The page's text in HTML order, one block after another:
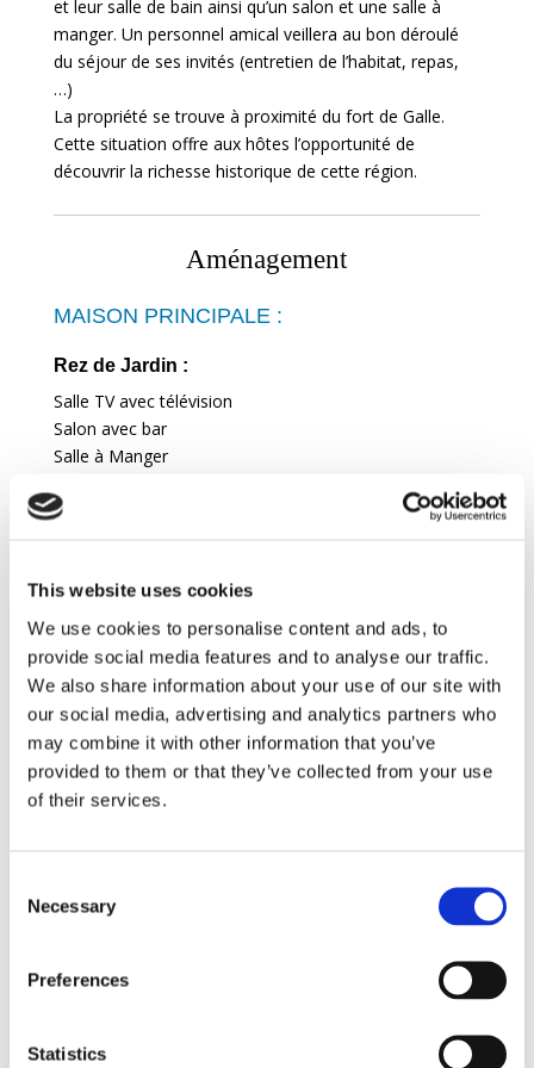
This website uses cookies
We use cookies to personalise content and ads, to
provide social media features and to analyse our traffic.
We also share information about your use of our site with
our social media, advertising and analytics partners who
may combine it with other information that you’ve
provided to them or that they’ve collected from your use
of their services.
Selection
Necessary
Preferences
Statistics
et leur salle de bain ainsi qu’un salon et une salle à
manger. Un personnel amical veillera au bon déroulé
du séjour de ses invités (entretien de l’habitat, repas,
…)
La propriété se trouve à proximité du fort de Galle.
Cette situation offre aux hôtes l’opportunité de
découvrir la richesse historique de cette région.
Aménagement
MAISON PRINCIPALE :
Rez de Jardin :
Salle TV avec télévision
Salon avec bar
Salle à Manger
Chambre double
Terrasse
1er étage :
Chambre doubleavec lit à baldaquin avec
climatisation et Salle de bain en suite
Chambre double avec lit à baldaquin avec
climatisation, couchage supplémentaire et Salle de
bain en suite
Rez de Jardin :
Chambre double
avec lit à baladaquin avec télévision,